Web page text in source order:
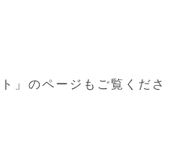
」のページもご覧くださ